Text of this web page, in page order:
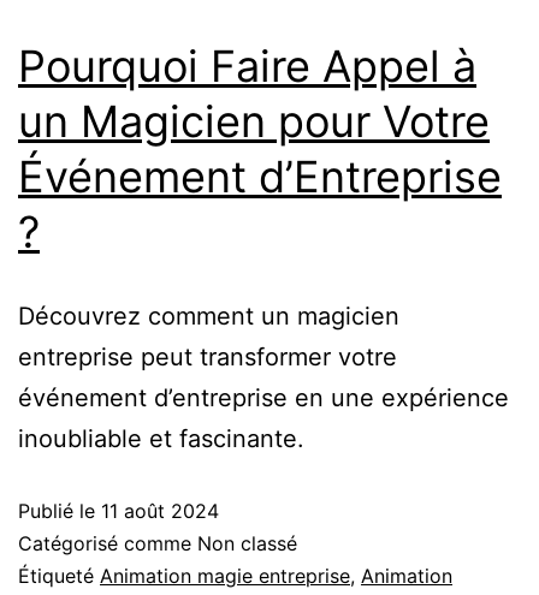
Pourquoi Faire Appel à
un Magicien pour Votre
Événement d’Entreprise
?
Découvrez comment un magicien
entreprise peut transformer votre
événement d’entreprise en une expérience
inoubliable et fascinante.
Publié le 11 août 2024
Catégorisé comme Non classé
Étiqueté Animation magie entreprise, Animation